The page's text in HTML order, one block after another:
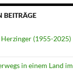
BEITRÄGE
(1955-2025)
in einem Land im